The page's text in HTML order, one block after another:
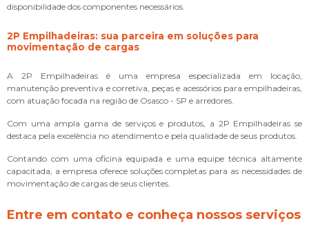
disponibilidade dos componentes necessários.
2P Empilhadeiras: sua parceira em soluções para
movimentação de cargas
A 2P Empilhadeiras é uma empresa especializada em locação,
manutenção preventiva e corretiva, peças e acessórios para empilhadeiras,
com atuação focada na região de Osasco - SP e arredores.
Com uma ampla gama de serviços e produtos, a 2P Empilhadeiras se
destaca pela excelência no atendimento e pela qualidade de seus produtos.
Contando com uma oficina equipada e uma equipe técnica altamente
capacitada, a empresa oferece soluções completas para as necessidades de
movimentação de cargas de seus clientes.
Entre em contato e conheça nossos serviços